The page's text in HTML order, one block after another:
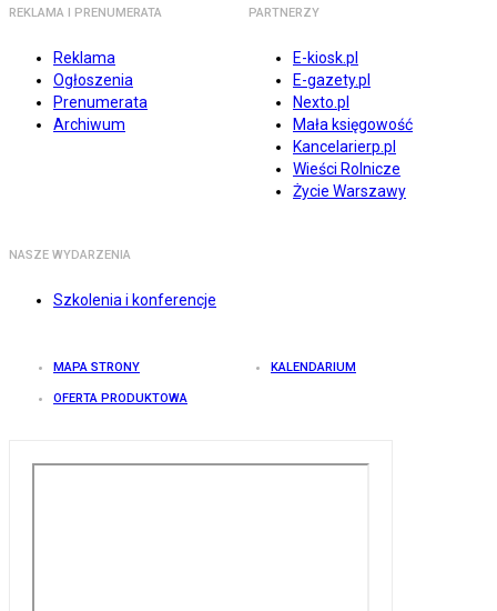
REKLAMA I PRENUMERATA
Reklama
Ogłoszenia
Prenumerata
Archiwum
PARTNERZY
E-kiosk.pl
E-gazety.pl
Nexto.pl
Mała księgowość
Kancelarierp.pl
Wieści Rolnicze
Życie Warszawy
NASZE WYDARZENIA
Szkolenia i konferencje
MAPA STRONY KALENDARIUM
OFERTA PRODUKTOWA